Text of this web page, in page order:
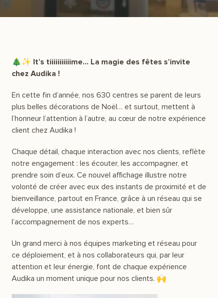
🎄✨ It’s tiiiiiiiiiiime… La magie des fêtes s’invite
chez Audika !
En cette fin d’année, nos 630 centres se parent de leurs
plus belles décorations de Noël… et surtout, mettent à
l’honneur l’attention à l’autre, au cœur de notre expérience
client chez Audika !
Chaque détail, chaque interaction avec nos clients, reflète
notre engagement : les écouter, les accompagner, et
prendre soin d’eux. Ce nouvel affichage illustre notre
volonté de créer avec eux des instants de proximité et de
bienveillance, partout en France, grâce à un réseau qui se
développe, une assistance nationale, et bien sûr
l’accompagnement de nos experts…
Un grand merci à nos équipes marketing et réseau pour
ce déploiement, et à nos collaborateurs qui, par leur
attention et leur énergie, font de chaque expérience
Audika un moment unique pour nos clients. 🙌